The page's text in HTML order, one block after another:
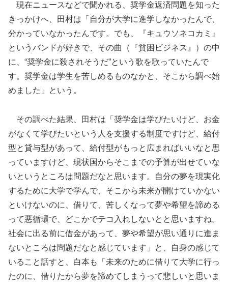
現在ニュースなどで聞かれる、奨学金返済問題を知った
きっかけへ、田村は「自分が大学に進学しなかったんで、
分かっていなかったんです。でも、『キュウソネコカミ』
というバンドが好きで、その曲（『貧困ビジネス』）の中
に、“奨学金に殺されそうだ”という歌を歌っていたんで
す。奨学金は学生を苦しめるものなかと、そこから調べ始
めました」という。
その調べた結果、田村は「奨学金は学びたいけど、お金
がなくて学びたいという人を支援する制度ですけど、給付
型と貸与型があって、給付型がもっと広まればいいなと思
っていますけど、現状国からそこまでの予算が出せていな
いというところは問題だなと思います。自分の夢を現実化
するために大学で学んで、そこから未来が開けていかない
といけないのに、借りて、苦しくなって夢や希望を諦める
って悪循環で、どこかでテコ入れしないとと思いますね。
社会に出る前に借金があって、夢や希望が思い通りに進ま
ないところは問題だなと感じています」と、自身の感じて
いること話すと、白本も「未来のために借りて大学に行っ
たのに、借りたから夢を諦めてしまうって悲しいと思いま